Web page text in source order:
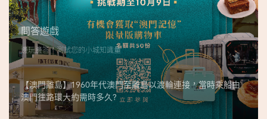
問答遊戲
邊玩邊答，測試您的小城知識量
【澳門離島】1960年代澳門至離島以渡輪連接，當時乘船由
澳門往路環大約需時多久?